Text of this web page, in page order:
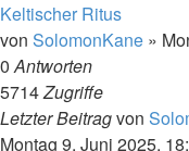
Keltischer Ritus
von SolomonKane »
0Antworten
5714Zugriffe
Letzter Beitragvon
Montag 9. Juni 2025,